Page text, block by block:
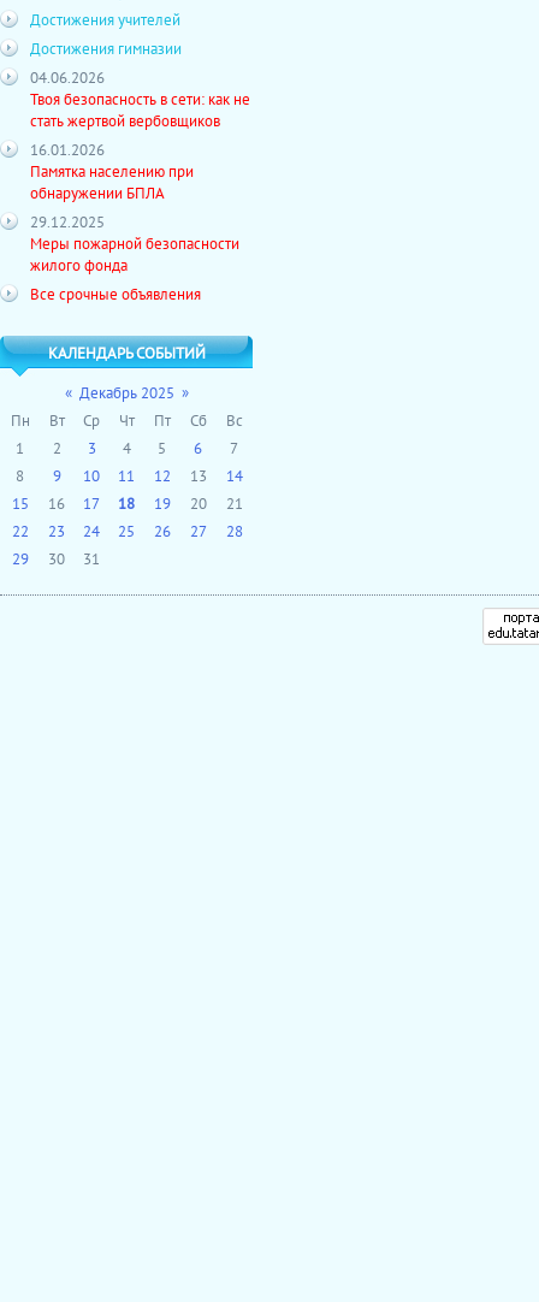
Достижения учителей
Достижения гимназии
04.06.2026
Твоя безопасность в сети: как не
стать жертвой вербовщиков
16.01.2026
Памятка населению при
обнаружении БПЛА
29.12.2025
Меры пожарной безопасности
жилого фонда
Все срочные объявления
КАЛЕНДАРЬ СОБЫТИЙ
« Декабрь 2025 »
Пн
Вт Ср Чт Пт Сб
Вс
1
2 3 4 5 6
7
8
9 10 11 12 13
14
15
16 17 18 19 20
21
22
23 24 25 26 27
28
29
30 31